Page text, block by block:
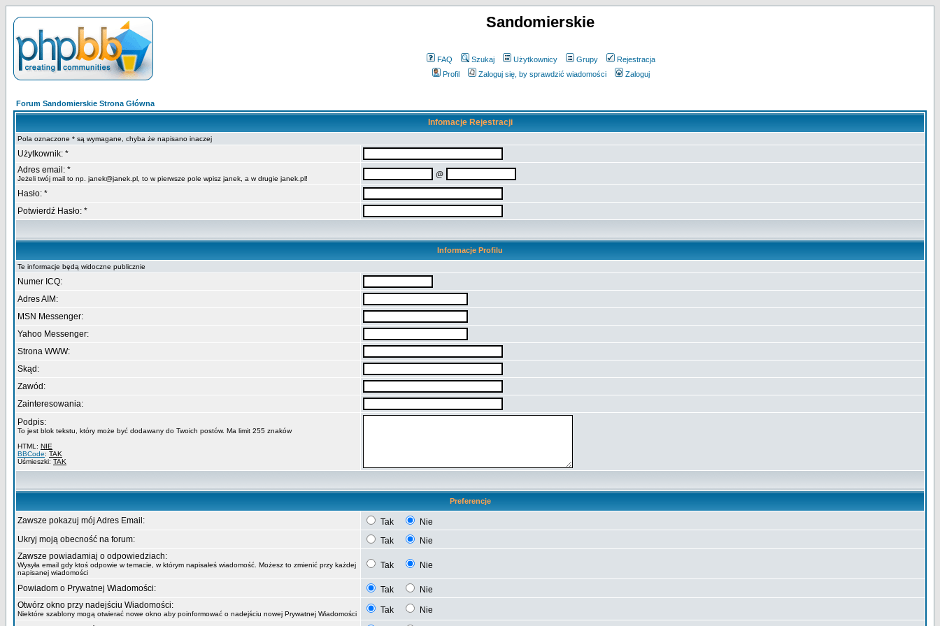
Sandomierskie
FAQ Szukaj Użytkownicy Grupy
Rejestracja
Profil
Zaloguj się, by sprawdzić wiadomości Zaloguj
Forum Sandomierskie Strona Główna
Infomacje Rejestracji
Pola oznaczone * są wymagane, chyba że napisano inaczej
Użytkownik: *
Adres email: *
Jeżeli twój mail to np. janek@janek.pl, to w pierwsze pole wpisz janek, a w drugie janek.pl!
@
Hasło: *
Potwierdź Hasło: *
Informacje Profilu
Te informacje będą widoczne publicznie
Numer ICQ:
Adres AIM:
MSN Messenger:
Yahoo Messenger:
Strona WWW:
Skąd:
Zawód:
Zainteresowania:
Podpis:
To jest blok tekstu, który może być dodawany do Twoich postów. Ma limit 255 znaków
HTML: NIE
BBCode: TAK
Uśmieszki: TAK
Preferencje
Zawsze pokazuj mój Adres Email: Tak
Nie
Ukryj moją obecność na forum:
Tak
Nie
Zawsze powiadamiaj o odpowiedziach:
Wysyła email gdy ktoś odpowie w temacie, w którym napisałeś wiadomość. Możesz to zmienić przy każdej
napisanej wiadomości
Tak Nie
Powiadom o Prywatnej Wiadomości: Tak
Nie
Otwórz okno przy nadejściu Wiadomości:
Niektóre szablony mogą otwierać nowe okno aby poinformować o nadejściu nowej Prywatnej Wiadomości Tak
Nie